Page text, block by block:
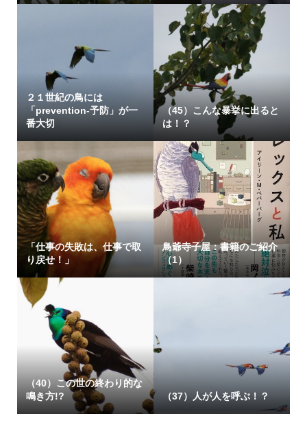
２１世紀の鳥には
「prevention-予防」が一
番大切
（45）こんな暴挙に出ると
は！？
「仕事の失敗は、仕事で取
り戻せ！」
鳥爺寺子屋：書籍のご紹介
（1）
（40）この世の終わり的な
鳴き方!?
（37）人が人を呼ぶ！？